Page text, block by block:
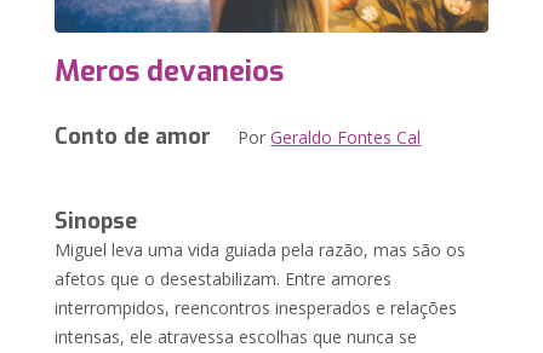
Meros devaneios
Conto de amor PorGeraldo Fontes Cal
Sinopse
Miguel leva uma vida guiada pela razão, mas são os
afetos que o desestabilizam. Entre amores
interrompidos, reencontros inesperados e relações
intensas, ele atravessa escolhas que nunca se